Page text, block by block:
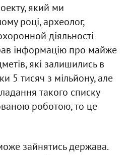
який ми
році, археолог,
діяльності
інформацію про майже
які залишились в
5 тисяч з мільйону, але
такого списку
роботою, то це
зайнятись держава.